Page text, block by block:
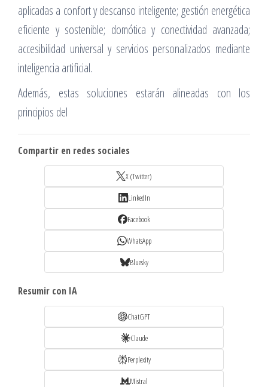
aplicadas a confort y descanso inteligente; gestión energética
eficiente y sostenible; domótica y conectividad avanzada;
accesibilidad universal y servicios personalizados mediante
inteligencia artificial.
Además, estas soluciones estarán alineadas con los
principios del
Compartir en redes sociales
X (Twitter)
LinkedIn
Facebook
WhatsApp
Bluesky
Resumir con IA
ChatGPT
Claude
Perplexity
Mistral